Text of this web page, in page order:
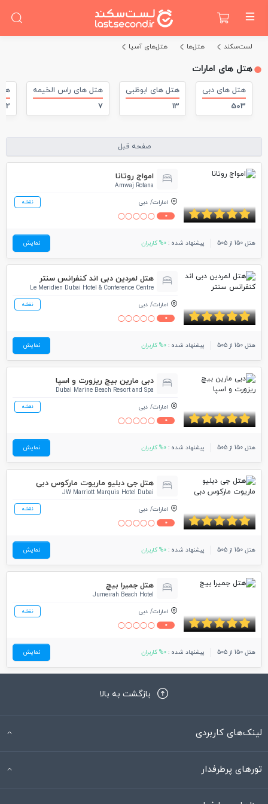
لست‌سکند هتل‌ها هتل‌های آسیا
هتل های امارات
هتل های دبی
503
هتل های ابوظبی
13
هتل های راس الخیمه
7
2
صفحه قبل
امواج روتانا
Amwaj Rotana
امارات دبی نقشه
0
هتل 150 از 505 پیشنهاد شده : 0% کاربران نمایش
هتل لمردین دبی اند کنفرانس سنتر
Le Meridien Dubai Hotel & Conference Centre
امارات دبی نقشه
0
هتل 150 از 505 پیشنهاد شده : 0% کاربران نمایش
دبی‌ مارین بیچ ریزورت و اسپا
Dubai Marine Beach Resort and Spa
امارات دبی نقشه
0
هتل 150 از 505 پیشنهاد شده : 0% کاربران نمایش
هتل جی دبلیو ماریوت مارکوس دبی
JW Marriott Marquis Hotel Dubai
امارات دبی نقشه
0
هتل 150 از 505 پیشنهاد شده : 0% کاربران نمایش
هتل جمیرا بیچ
Jumeirah Beach Hotel
امارات دبی نقشه
0
هتل 150 از 505 پیشنهاد شده : 0% کاربران نمایش
بازگشت به بالا
لینک‌های کاربردی
تورهای پرطرفدار